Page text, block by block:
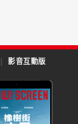
| 影音互動版